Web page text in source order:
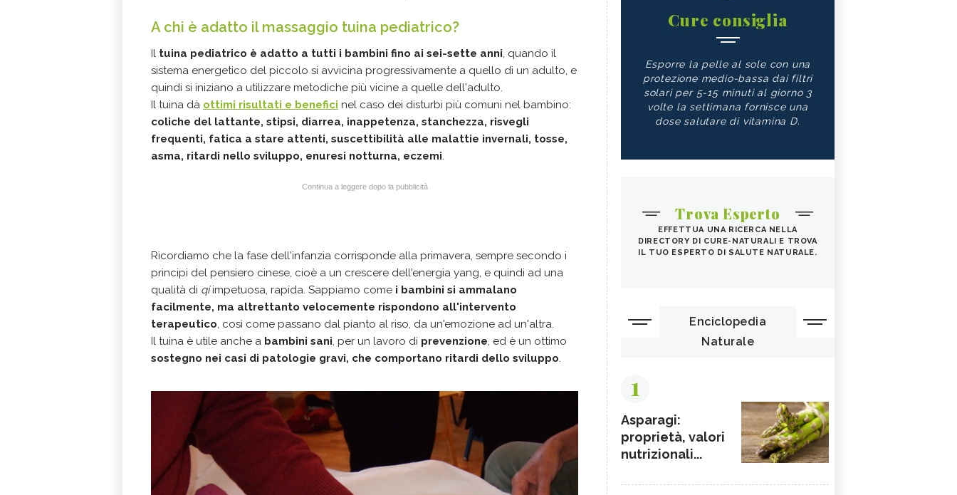
A chi è adatto il massaggio tuina pediatrico?
Il tuina pediatrico è adatto a tutti i bambini fino ai sei-sette anni, quando il
sistema energetico del piccolo si avvicina progressivamente a quello di un adulto, e
quindi si iniziano a utilizzare metodiche più vicine a quelle dell'adulto.
Il tuina dà ottimi risultati e benefici nel caso dei disturbi più comuni nel bambino:
coliche del lattante, stipsi, diarrea, inappetenza, stanchezza, risvegli
frequenti, fatica a stare attenti, suscettibilità alle malattie invernali, tosse,
asma, ritardi nello sviluppo, enuresi notturna, eczemi.
Continua a leggere dopo la pubblicità
Ricordiamo che la fase dell'infanzia corrisponde alla primavera, sempre secondo i
principi del pensiero cinese, cioè a un crescere dell'energia yang, e quindi ad una
qualità di qiimpetuosa, rapida. Sappiamo come i bambini si ammalano
facilmente, ma altrettanto velocemente rispondono all'intervento
terapeutico, così come passano dal pianto al riso, da un'emozione ad un'altra.
Il tuina è utile anche a bambini sani, per un lavoro di prevenzione, ed è un ottimo
sostegno nei casi di patologie gravi, che comportano ritardi dello sviluppo.
Cure consiglia
Esporre la pelle al sole con una
protezione medio-bassa dai filtri
solari per 5-15 minuti al giorno 3
volte la settimana fornisce una
dose salutare di vitamina D.
Trova Esperto
EFFETTUA UNA RICERCA NELLA
DIRECTORY DI CURE-NATURALI E TROVA
IL TUO ESPERTO DI SALUTE NATURALE.
Enciclopedia
Naturale
1
Asparagi:
proprietà, valori
nutrizionali...